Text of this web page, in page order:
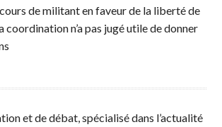
de militant en faveur de la liberté de
coordination n’a pas jugé utile de donner
et de débat, spécialisé dans l’actualité